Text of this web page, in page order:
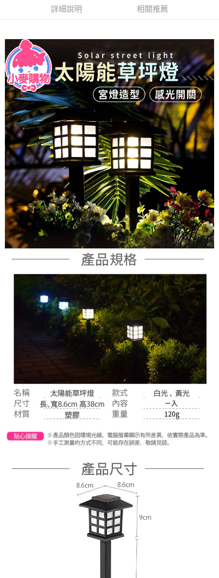
請求用戶進行身份認證。
詳細說明 相關推薦